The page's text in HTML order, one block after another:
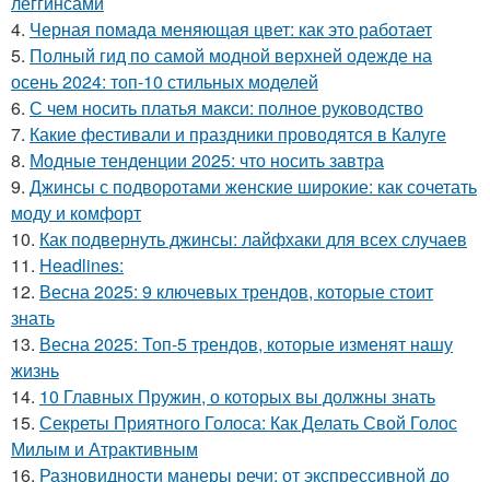
4. Черная помада меняющая цвет: как это работает
5. Полный гид по самой модной верхней одежде на
осень 2024: топ-10 стильных моделей
6. С чем носить платья макси: полное руководство
7. Какие фестивали и праздники проводятся в Калуге
8. Модные тенденции 2025: что носить завтра
9. Джинсы с подворотами женские широкие: как сочетать
моду и комфорт
10. Как подвернуть джинсы: лайфхаки для всех случаев
11. Headlines:
12. Весна 2025: 9 ключевых трендов, которые стоит
знать
13. Весна 2025: Топ-5 трендов, которые изменят нашу
жизнь
14. 10 Главных Пружин, о которых вы должны знать
15. Секреты Приятного Голоса: Как Делать Свой Голос
Милым и Атрактивным
16. Разновидности манеры речи: от экспрессивной до